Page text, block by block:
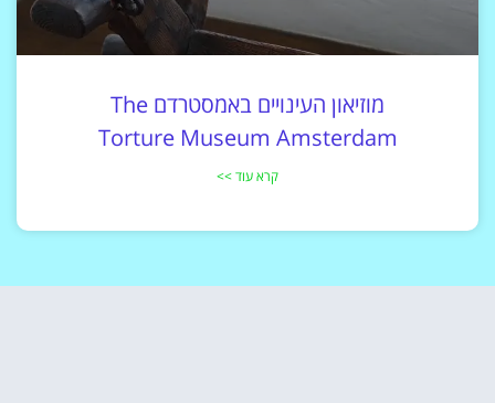
מוזיאון העינויים באמסטרדם The
Torture Museum Amsterdam
קרא עוד >>